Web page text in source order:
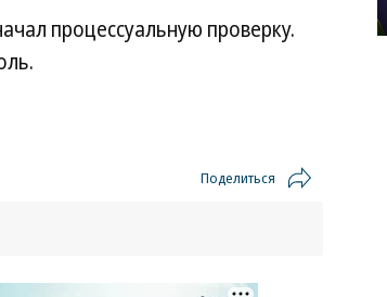
процессуальную проверку.
Поделиться